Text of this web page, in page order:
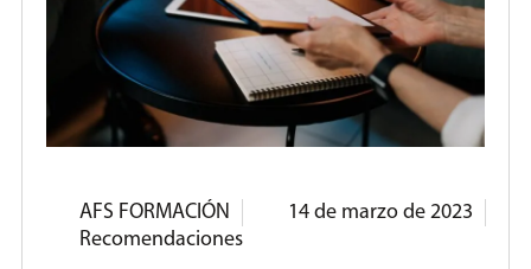
AFS FORMACIÓN
14 de marzo de 2023
Recomendaciones